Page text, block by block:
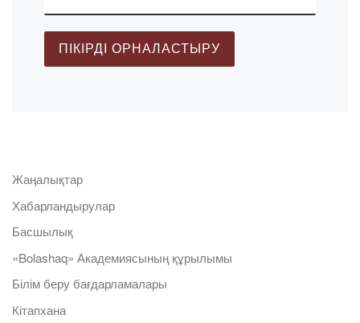
Жаңалықтар
Хабарландырулар
Басшылық
«Bolashaq» Академиясының құрылымы
Білім беру бағдарламалары
Кітапхана